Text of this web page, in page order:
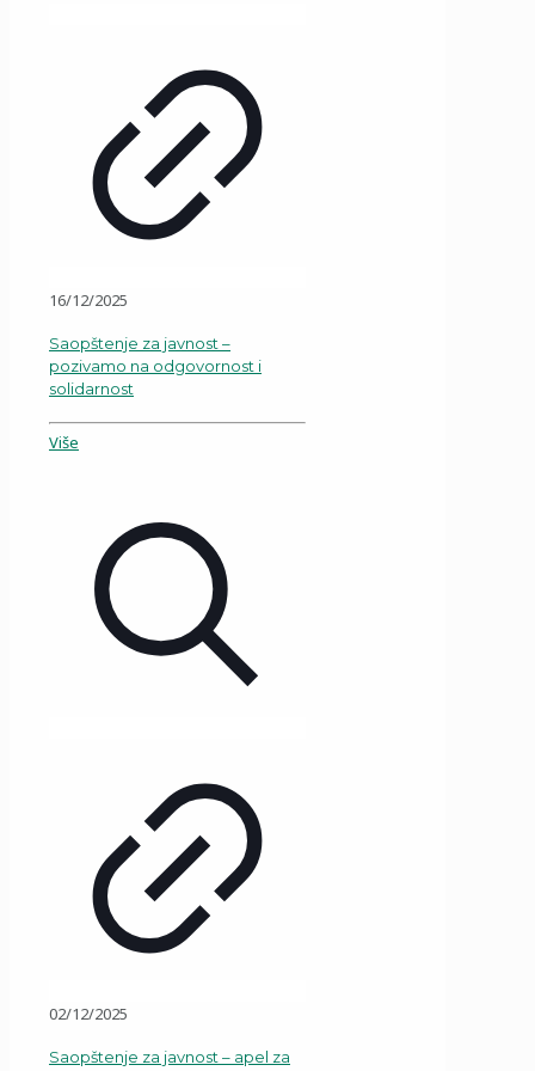
16/12/2025
Saopštenje za javnost –
pozivamo na odgovornost i
solidarnost
Više
02/12/2025
Saopštenje za javnost – apel za